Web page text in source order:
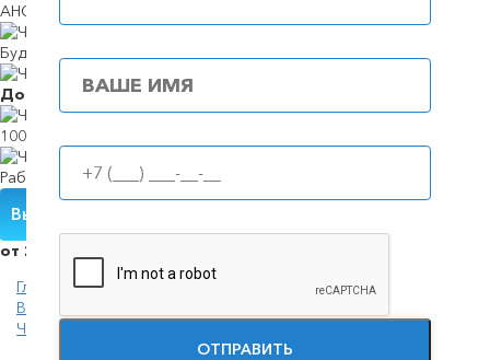
АНОНИМНЫЙ ЦЕНТР ЛЕЧЕНИЯ ЗАВИСИМОСТЕЙ
Будем в течение
Доступныецены
100%
Работаем круглосуточно
Вызвать нарколога
от 2000 руб./сутки
Главная
Вывод из запоя
Частный вытрезвитель
ОТПРАВИТЬ